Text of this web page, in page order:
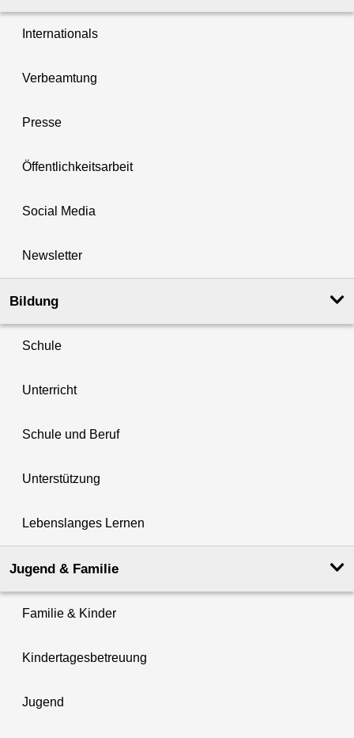
Internationals
Verbeamtung
Presse
Öffentlichkeitsarbeit
Social Media
Newsletter
Bildung
Schule
Unterricht
Schule und Beruf
Unterstützung
Lebenslanges Lernen
Jugend & Familie
Familie & Kinder
Kindertagesbetreuung
Jugend